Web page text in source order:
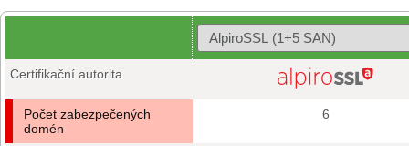
Certifikační autorita
Počet zabezpečených
domén
6